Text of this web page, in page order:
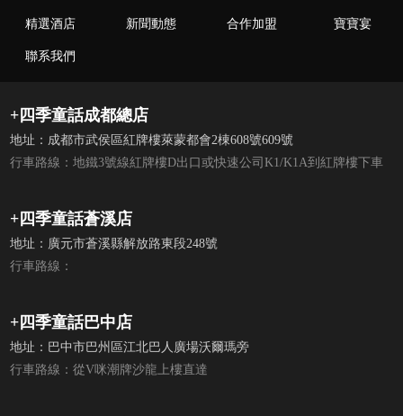
精選酒店 新聞動態 合作加盟 寶寶宴
聯系我們
+四季童話成都總店
地址：成都市武侯區紅牌樓萊蒙都會2棟608號609號
行車路線：地鐵3號線紅牌樓D出口或快速公司K1/K1A到紅牌樓下車
+四季童話蒼溪店
地址：廣元市蒼溪縣解放路東段248號
行車路線：
+四季童話巴中店
地址：巴中市巴州區江北巴人廣場沃爾瑪旁
行車路線：從V咪潮牌沙龍上樓直達